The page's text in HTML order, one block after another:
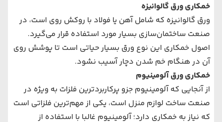
خمکاری ورق گالوانیزه
ورق گالوانیزه که شامل آهن یا فولاد با روکش روی است، در
صنعت ساختمان‌سازی بسیار مورد استفاده قرار می‌گیرد.
اصول خمکاری این نوع ورق بسیار حیاتی است تا پوشش روی
آن در هنگام خم شدن دچار آسیب نشود.
خمکاری ورق آلومینیوم
از آنجایی که آلومینیوم جزو پرکاربردترین فلزات به ویژه در
صنعت ساخت لوازم منزل است، یکی از مهم‌ترین فلزاتی است
که نیاز به خمکاری دارد؛ آلومینیوم غالبا با استفاده از